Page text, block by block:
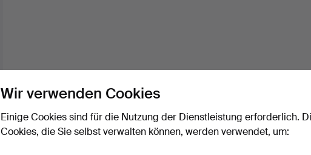
Wir verwenden Cookies
Einige Cookies sind für die Nutzung der Dienstleistung erforderlich.
Cookies, die Sie selbst verwalten können, werden verwendet, um: